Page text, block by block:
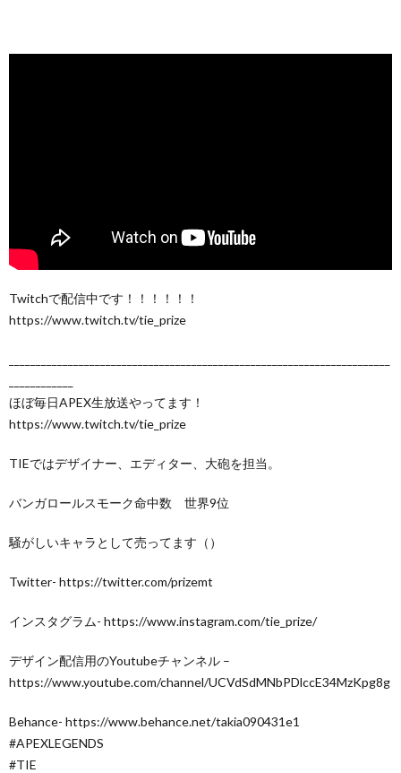
Twitchで配信中です！！！！！！
https://www.twitch.tv/tie_prize
ほぼ毎日APEX生放送やってます！
https://www.twitch.tv/tie_prize
TIEではデザイナー、エディター、大砲を担当。
バンガロールスモーク命中数 世界9位
騒がしいキャラとして売ってます（）
Twitter- https://twitter.com/prizemt
インスタグラム- https://www.instagram.com/tie_prize/
デザイン配信用のYoutubeチャンネル –
https://www.youtube.com/channel/UCVdSdMNbPDlccE34MzKpg8g
Behance- https://www.behance.net/takia090431e1
#APEXLEGENDS
#TIE